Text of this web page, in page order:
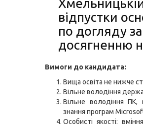
відпустки
по догляду
досягненню
Вимоги до кандидата:
Вища освіта не нижче
Вільне володіння
Вільне володіння ПК,
знання програм
Особисті якості: